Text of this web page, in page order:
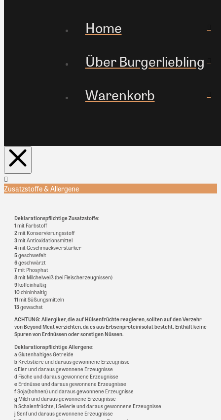
Home
Über Burgerliebling
Warenkorb
Zusatzstoffe & Allergene
Deklarationspflichtige Zusatzstoffe:
1 mit Farbstoff
2mit Konservierungsstoff
3mit Antioxidationsmittel
4mit Geschmacksverstärker
5geschwefelt
6geschwärzt
7mit Phosphat
8mit Milcheiweiß (bei Fleischerzeugnissen)
9koffeinhaltig
10chininhaltig
11 mit Süßungsmitteln
13gewachst
ACHTUNG: Allergiker, die auf Hülsenfrüchte reagieren, sollten auf den Verzehr
von Beyond Meat verzichten, da es aus Erbsenproteinisolat besteht. Enthält keine
Spuren von Erdnüssen oder sonstigen Nüssen.
Deklarationspflichtige Allergene:
a Glutenhaltiges Getreide
b Krebstiere und daraus gewonnene Erzeugnisse
c Eier und daraus gewonnene Erzeugnisse
d Fische und daraus gewonnene Erzeugnisse
e Erdnüsse und daraus gewonnene Erzeugnisse
fSoja(bohnen) und daraus gewonnene Erzeugnisse
g Milch und daraus gewonnene Erzeugnisse
hSchalenfrüchte, i Sellerie und daraus gewonnene Erzeugnisse
j Senf und daraus gewonnene Erzeugnisse